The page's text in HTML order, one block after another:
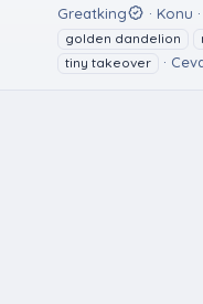
Greatking Konu
golden dandelion
tiny takeover